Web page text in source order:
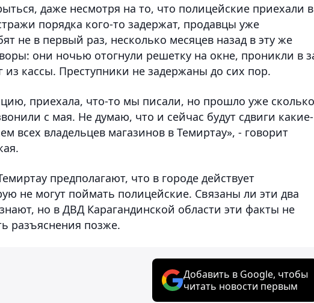
даже несмотря на то, что полицейские приехали в
порядка кого-то задержат, продавцы уже
не в первый раз, несколько месяцев назад в эту же
они ночью отогнули решетку на окне, проникли в
кассы. Преступники не задержаны до сих пор.
приехала, что-то мы писали, но прошло уже сколько
с мая. Не думаю, что и сейчас будут сдвиги какие-
всех владельцев магазинов в Темиртау», - говорит
предполагают, что в городе действует
не могут поймать полицейские. Связаны ли эти два
но в ДВД Карагандинской области эти факты не
разъяснения позже.
Добавить в Google, чтобы
читать новости первым